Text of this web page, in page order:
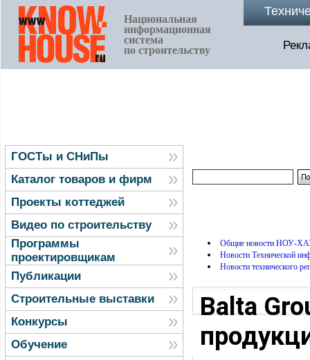
Национальная
информационная
система
по строительству
ГОСТы и СНиПы
Каталог товаров и фирм
Проекты коттеджей
Видео по строительству
Программы
проектировщикам
Публикации
Строительные выставки
Конкурсы
Обучение
Общие новости НОУ-
Новости Технической
Новости технического
Balta